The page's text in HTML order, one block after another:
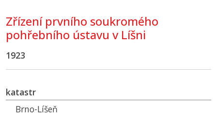
Zřízení prvního soukromého
pohřebního ústavu v Líšni
1923
katastr
Brno-Líšeň